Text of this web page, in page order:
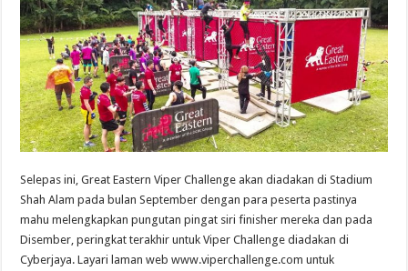
Selepas ini, Great Eastern Viper Challenge akan diadakan di Stadium
Shah Alam pada bulan September dengan para peserta pastinya
mahu melengkapkan pungutan pingat siri finisher mereka dan pada
Disember, peringkat terakhir untuk Viper Challenge diadakan di
Cyberjaya. Layari laman webwww.viperchallenge.com untuk